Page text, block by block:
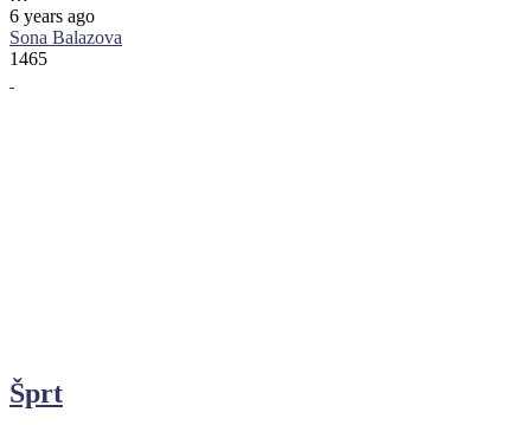
6 years ago
Sona Balazova
1465
Šprt